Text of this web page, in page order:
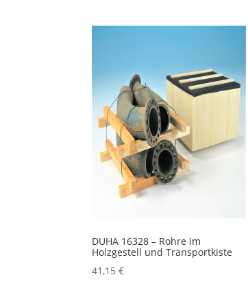
DUHA 16328 – Rohre im
Holzgestell und Transportkiste
41,15€